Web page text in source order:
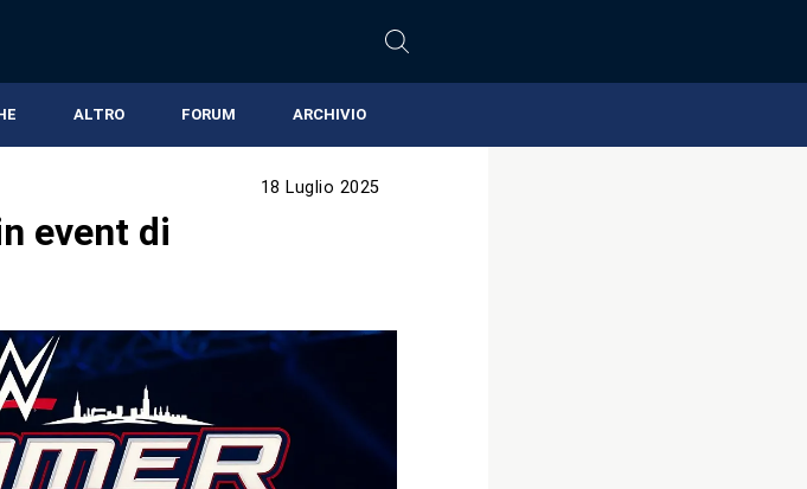
ALTRO FORUM ARCHIVIO
18 Luglio 2025
event di